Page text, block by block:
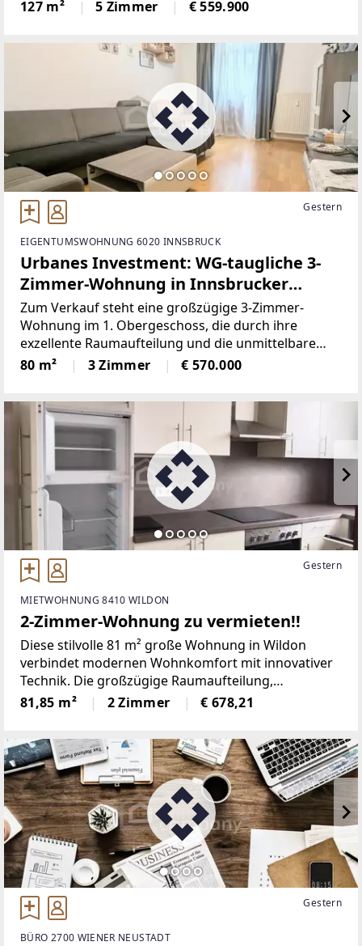
Dachgeschosswohnung, die in dieser Form kaum zu
127 m² 5 Zimmer € 559.900
Gestern
EIGENTUMSWOHNUNG 6020 INNSBRUCK
Urbanes Investment: WG-taugliche 3-
Zimmer-Wohnung in Innsbrucker
Bestlage
Zum Verkauf steht eine großzügige 3-Zimmer-
Wohnung im 1. Obergeschoss, die durch ihre
exzellente Raumaufteilung und die unmittelbare
Nähe zu den wichtigsten Knotenpunkten
Innsbrucks überzeugt. Auf ca. 81 m²
80 m² 3 Zimmer € 570.000
Gestern
MIETWOHNUNG 8410 WILDON
2-Zimmer-Wohnung zu vermieten!!
Diese stilvolle 81 m² große Wohnung in Wildon
verbindet modernen Wohnkomfort mit innovativer
Technik. Die großzügige Raumaufteilung,
hochwertige Ausstattung sowie intelligente
Smarthome-Funktionen machen dieses Mietobjekt
81,85 m² 2 Zimmer € 678,21
Gestern
BÜRO 2700 WIENER NEUSTADT